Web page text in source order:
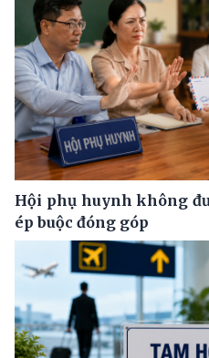
Hội phụ huynh không
ép buộc đóng góp